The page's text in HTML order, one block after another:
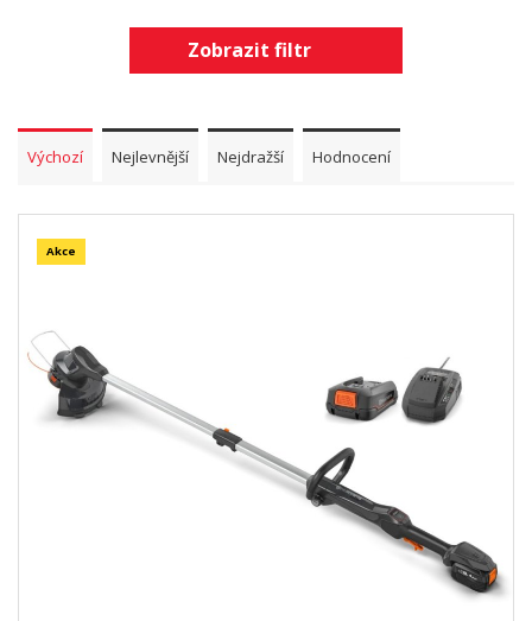
Zobrazit filtr
Výchozí Nejlevnější Nejdražší Hodnocení
Akce